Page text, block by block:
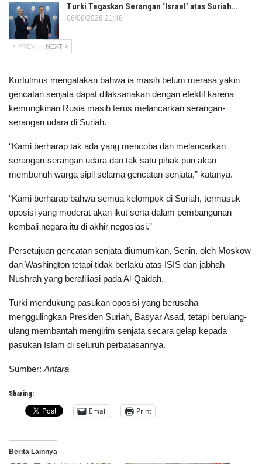
Turki Tegaskan Serangan ‘Israel’ atas Suriah…
06/08/2026 21:48
PREV NEXT
Kurtulmus mengatakan bahwa ia masih belum merasa yakin
gencatan senjata dapat dilaksanakan dengan efektif karena
kemungkinan Rusia masih terus melancarkan serangan-
serangan udara di Suriah.
“Kami berharap tak ada yang mencoba dan melancarkan
serangan-serangan udara dan tak satu pihak pun akan
membunuh warga sipil selama gencatan senjata,” katanya.
“Kami berharap bahwa semua kelompok di Suriah, termasuk
oposisi yang moderat akan ikut serta dalam pembangunan
kembali negara itu di akhir negosiasi.”
Persetujuan gencatan senjata diumumkan, Senin, oleh Moskow
dan Washington tetapi tidak berlaku atas ISIS dan jabhah
Nushrah yang berafiliasi pada Al-Qaidah.
Turki mendukung pasukan oposisi yang berusaha
menggulingkan Presiden Suriah, Basyar Asad, tetapi berulang-
ulang membantah mengirim senjata secara gelap kepada
pasukan Islam di seluruh perbatasannya.
Sumber: Antara
Sharing:
Email Print
Berita Lainnya